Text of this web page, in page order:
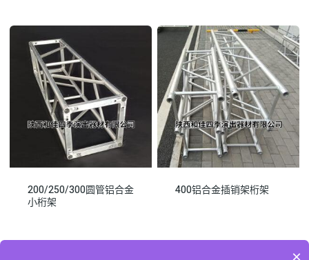
200/250/300圆管铝合金
小桁架
400铝合金插销架桁架